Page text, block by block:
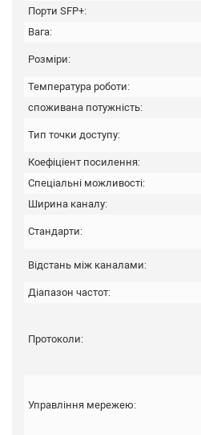
Порти SFP+:
Вага:
Розміри:
Температура роботи:
споживана потужність:
Тип точки доступу:
Коефіціент посилення:
Спеціальні можливості:
Ширина каналу:
Стандарти:
Відстань між каналами:
Діапазон частот:
Протоколи:
Управління мережею: